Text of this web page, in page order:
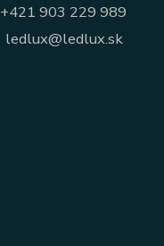
+421 903 229 989
ledlux@ledlux.sk